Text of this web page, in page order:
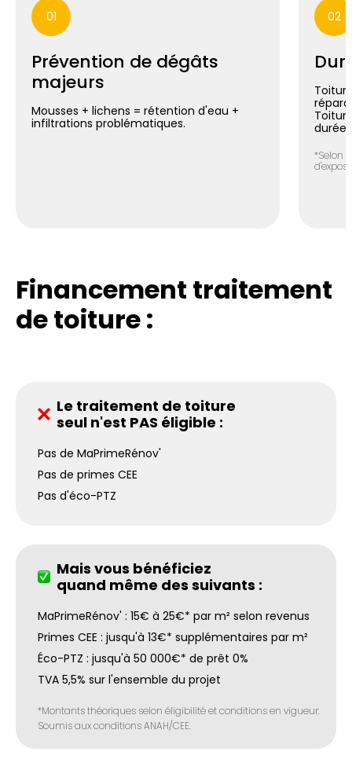
01
Prévention de dégâts
majeurs
Mousses + lichens = rétention d'eau +
infiltrations problématiques.
02
*Selon
Financement traitement
de toiture :
Le traitement de toiture
seul n'est PAS éligible :
Pas de MaPrimeRénov'
Pas de primes CEE
Pas d'éco-PTZ
Mais vous bénéficiez
quand même des suivants :
MaPrimeRénov' : 15€ à 25€* par m² selon revenus
Primes CEE : jusqu'à 13€* supplémentaires par m²
Éco-PTZ : jusqu'à 50 000€* de prêt 0%
TVA 5,5% sur l'ensemble du projet
*Montants théoriques selon éligibilité et conditions en vigueur.
Soumis aux conditions ANAH/CEE.